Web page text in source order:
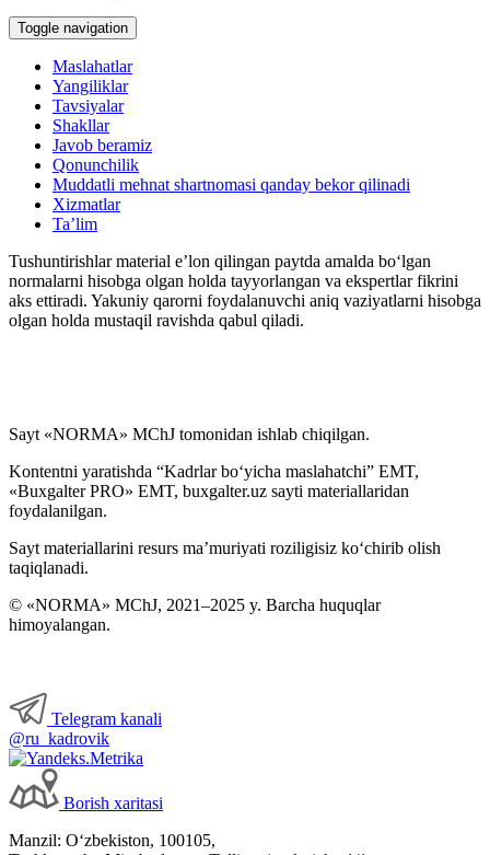
Toggle navigation
Maslahatlar
Yangiliklar
Tavsiyalar
Shakllar
Javob beramiz
Qonunchilik
Muddatli mehnat shartnomasi qanday bekor qilinadi
Xizmatlar
Ta’lim
Tushuntirishlar material e’lon qilingan paytda amalda boʻlgan
normalarni hisobga olgan holda tayyorlangan va ekspertlar fikrini
aks ettiradi. Yakuniy qarorni foydalanuvchi aniq vaziyatlarni hisobga
olgan holda mustaqil ravishda qabul qiladi.
Sayt «NORMA» MChJ tomonidan ishlab chiqilgan.
Kontentni yaratishda “Kadrlar boʻyicha maslahatchi” EMT,
«Buxgalter PRO» EMT, buxgalter.uz sayti materiallaridan
foydalanilgan.
Sayt materiallarini resurs ma’muriyati roziligisiz koʻchirib olish
taqiqlanadi.
© «NORMA» MChJ, 2021–2025 y. Barcha huquqlar
himoyalangan.
Telegram kanali
@ru_kadrovik
Borish хaritasi
Manzil: Oʻzbekiston, 100105,